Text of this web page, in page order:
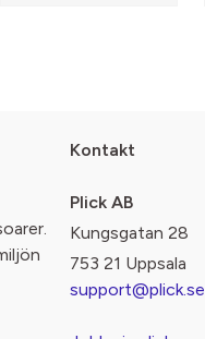
Kontakt
Plick AB
Kungsgatan 28
753 21 Uppsala
support@plick.se